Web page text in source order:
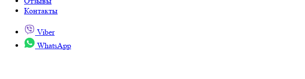
Контакты
Viber
WhatsApp